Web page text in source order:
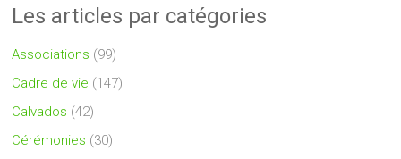
Les articles par catégories
Associations (99)
Cadre de vie (147)
Calvados (42)
Cérémonies (30)